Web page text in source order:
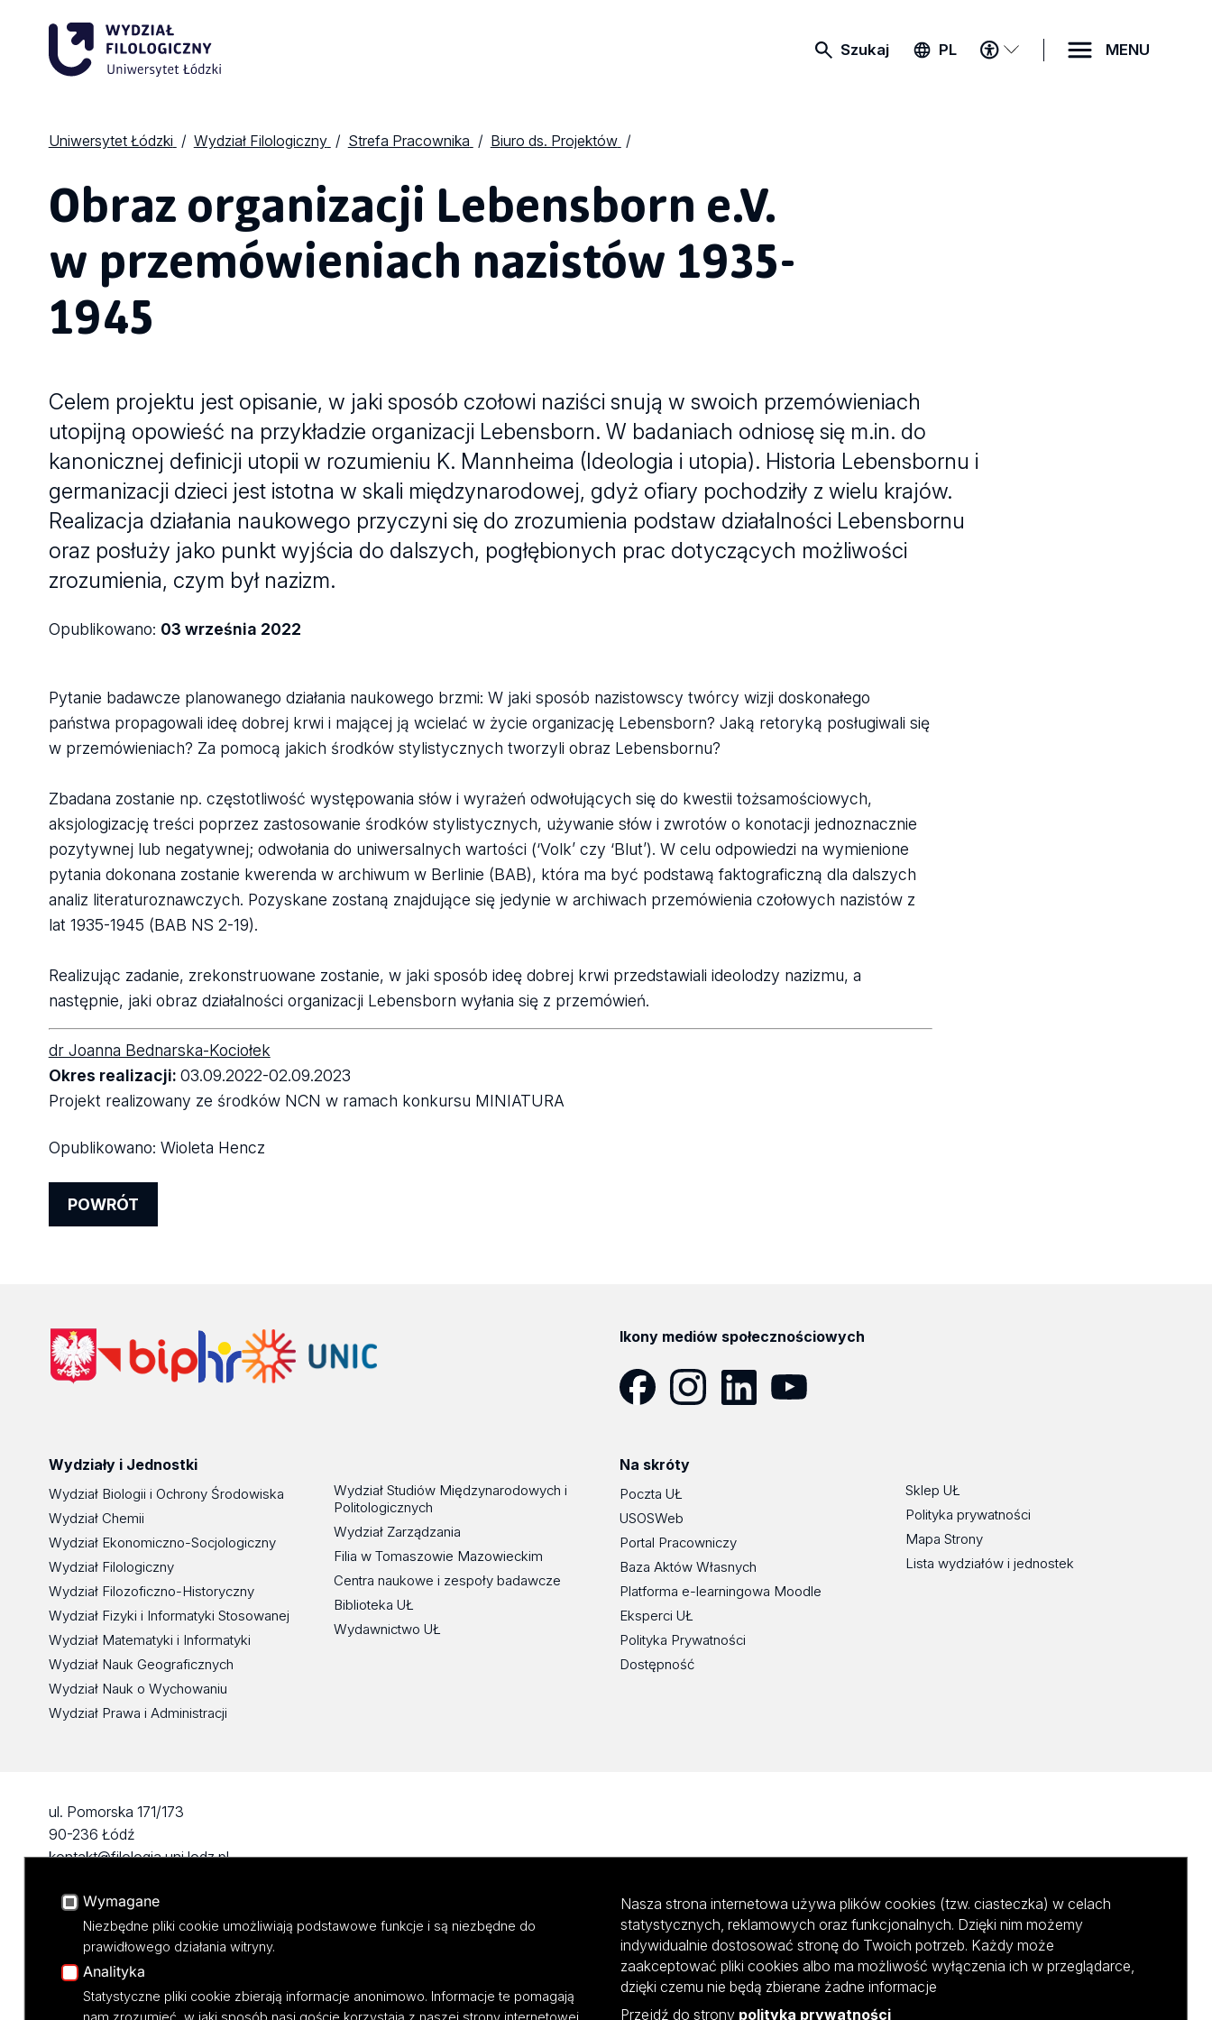
Szukaj PL
MENU
DOSTĘPNOŚCI
MENU
Uniwersytet Łódzki Wydział Filologiczny Strefa Pracownika Biuro ds. Projektów
Obraz organizacji Lebensborn e.V.
w przemówieniach nazistów 1935-
1945
Celem projektu jest opisanie, w jaki sposób czołowi naziści snują w swoich przemówieniach
utopijną opowieść na przykładzie organizacji Lebensborn. W badaniach odniosę się m.in. do
kanonicznej definicji utopii w rozumieniu K. Mannheima (Ideologia i utopia). Historia Lebensbornu i
germanizacji dzieci jest istotna w skali międzynarodowej, gdyż ofiary pochodziły z wielu krajów.
Realizacja działania naukowego przyczyni się do zrozumienia podstaw działalności Lebensbornu
oraz posłuży jako punkt wyjścia do dalszych, pogłębionych prac dotyczących możliwości
zrozumienia, czym był nazizm.
Opublikowano: 03 września 2022
Pytanie badawcze planowanego działania naukowego brzmi: W jaki sposób nazistowscy twórcy wizji doskonałego
państwa propagowali ideę dobrej krwi i mającej ją wcielać w życie organizację Lebensborn? Jaką retoryką posługiwali się
w przemówieniach? Za pomocą jakich środków stylistycznych tworzyli obraz Lebensbornu?
Zbadana zostanie np. częstotliwość występowania słów i wyrażeń odwołujących się do kwestii tożsamościowych,
aksjologizację treści poprzez zastosowanie środków stylistycznych, używanie słów i zwrotów o konotacji jednoznacznie
pozytywnej lub negatywnej; odwołania do uniwersalnych wartości (‘Volk’ czy ‘Blut’). W celu odpowiedzi na wymienione
pytania dokonana zostanie kwerenda w archiwum w Berlinie (BAB), która ma być podstawą faktograficzną dla dalszych
analiz literaturoznawczych. Pozyskane zostaną znajdujące się jedynie w archiwach przemówienia czołowych nazistów z
lat 1935-1945 (BAB NS 2-19).
Realizując zadanie, zrekonstruowane zostanie, w jaki sposób ideę dobrej krwi przedstawiali ideolodzy nazizmu, a
następnie, jaki obraz działalności organizacji Lebensborn wyłania się z przemówień.
dr Joanna Bednarska-Kociołek
Okres realizacji: 03.09.2022-02.09.2023
Projekt realizowany ze środków NCN w ramach konkursu MINIATURA
Opublikowano: Wioleta Hencz
POWRÓT
Ikony mediów społecznościowych
Wydziały i Jednostki
Wydział Biologii i Ochrony Środowiska
Wydział Chemii
Wydział Ekonomiczno-Socjologiczny
Wydział Filologiczny
Wydział Filozoficzno-Historyczny
Wydział Fizyki i Informatyki Stosowanej
Wydział Matematyki i Informatyki
Wydział Nauk Geograficznych
Wydział Nauk o Wychowaniu
Wydział Prawa i Administracji
Wydział Studiów Międzynarodowych i
Politologicznych
Wydział Zarządzania
Filia w Tomaszowie Mazowieckim
Centra naukowe i zespoły badawcze
Biblioteka UŁ
Wydawnictwo UŁ
Na skróty
Poczta UŁ
USOSWeb
Portal Pracowniczy
Baza Aktów Własnych
Platforma e-learningowa Moodle
Eksperci UŁ
Polityka Prywatności
Dostępność
Sklep UŁ
Polityka prywatności
Mapa Strony
Lista wydziałów i jednostek
ul. Pomorska 171/173
90-236 Łódź
kontakt@filologia.uni.lodz.pl
fax: 42/665 52 54
Wymagane
Niezbędne pliki cookie umożliwiają podstawowe funkcje i są niezbędne do
prawidłowego działania witryny.
Analityka
Statystyczne pliki cookie zbierają informacje anonimowo. Informacje te pomagają
nam zrozumieć, w jaki sposób nasi goście korzystają z naszej strony internetowej.
Nasza strona internetowa używa plików cookies (tzw. ciasteczka) w celach
statystycznych, reklamowych oraz funkcjonalnych. Dzięki nim możemy
indywidualnie dostosować stronę do Twoich potrzeb. Każdy może
zaakceptować pliki cookies albo ma możliwość wyłączenia ich w przeglądarce,
dzięki czemu nie będą zbierane żadne informacje
Przejdź do strony polityka prywatności